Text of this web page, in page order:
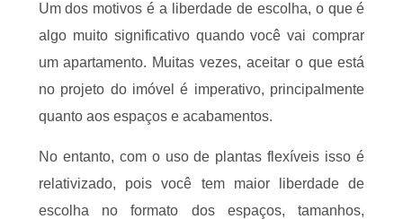
Um dos motivos é a liberdade de escolha, o que é
algo muito significativo quando você vai comprar
um apartamento. Muitas vezes, aceitar o que está
no projeto do imóvel é imperativo, principalmente
quanto aos espaços e acabamentos.
No entanto, com o uso de plantas flexíveis isso é
relativizado, pois você tem maior liberdade de
escolha no formato dos espaços, tamanhos,